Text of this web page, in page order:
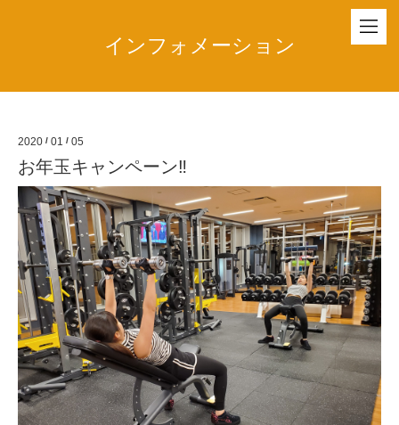
インフォメーション
2020 / 01 / 05
お年玉キャンペーン‼️